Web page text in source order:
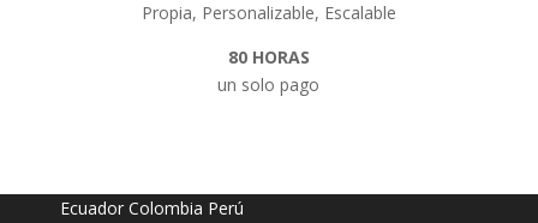
Propia, Personalizable, Escalable
80 HORAS
un solo pago
Ecuador Colombia Perú